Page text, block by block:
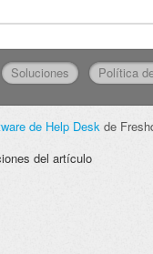
Soluciones Política
de Help Desk de